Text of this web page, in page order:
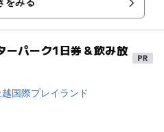
をみる
パーク1日券＆飲み放